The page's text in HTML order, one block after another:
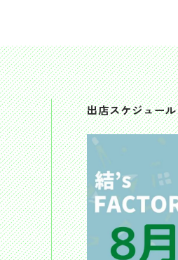
出店スケジュール